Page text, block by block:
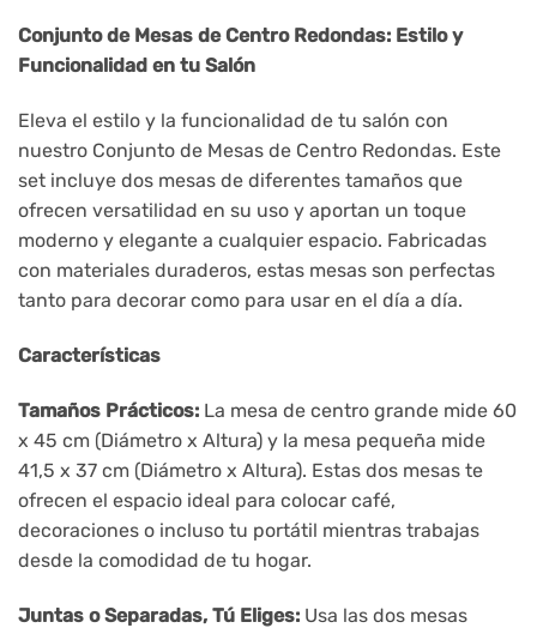
Conjunto de Mesas de Centro Redondas: Estilo y
Funcionalidad en tu Salón
Eleva el estilo y la funcionalidad de tu salón con
nuestro Conjunto de Mesas de Centro Redondas. Este
set incluye dos mesas de diferentes tamaños que
ofrecen versatilidad en su uso y aportan un toque
moderno y elegante a cualquier espacio. Fabricadas
con materiales duraderos, estas mesas son perfectas
tanto para decorar como para usar en el día a día.
Características
Tamaños Prácticos: La mesa de centro grande mide 60
x 45 cm (Diámetro x Altura) y la mesa pequeña mide
41,5 x 37 cm (Diámetro x Altura). Estas dos mesas te
ofrecen el espacio ideal para colocar café,
decoraciones o incluso tu portátil mientras trabajas
desde la comodidad de tu hogar.
Juntas o Separadas, Tú Eliges: Usa las dos mesas